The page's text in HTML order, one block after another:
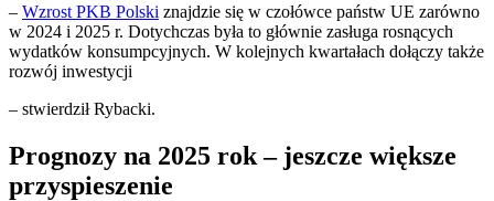
– Wzrost PKB Polski znajdzie się w czołówce państw UE zarówno
w 2024 i 2025 r. Dotychczas była to głównie zasługa rosnących
wydatków konsumpcyjnych. W kolejnych kwartałach dołączy także
rozwój inwestycji
– stwierdził Rybacki.
Prognozy na 2025 rok – jeszcze większe
przyspieszenie